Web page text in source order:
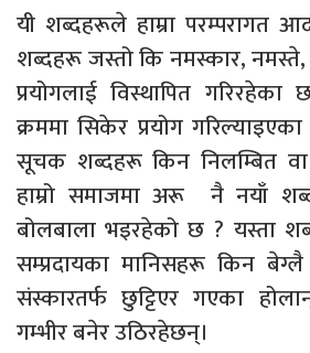
यी शब्दहरूले हाम्रा परम्परागत
शब्दहरू जस्तो कि नमस्कार,
प्रयोगलाई विस्थापित
क्रममा सिकेर प्रयोग
सूचक शब्दहरू किन निलम्बित
हाम्रो समाजमा अरू नै नयाँ
बोलबाला भइरहेको छ ? यस्ता
सम्प्रदायका मानिसहरू किन
संस्कारतर्फ छुट्टिएर गएका
गम्भीर बनेर उठिरहेछन्।